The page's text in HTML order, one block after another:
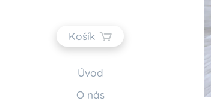
Košík
Úvod
O nás